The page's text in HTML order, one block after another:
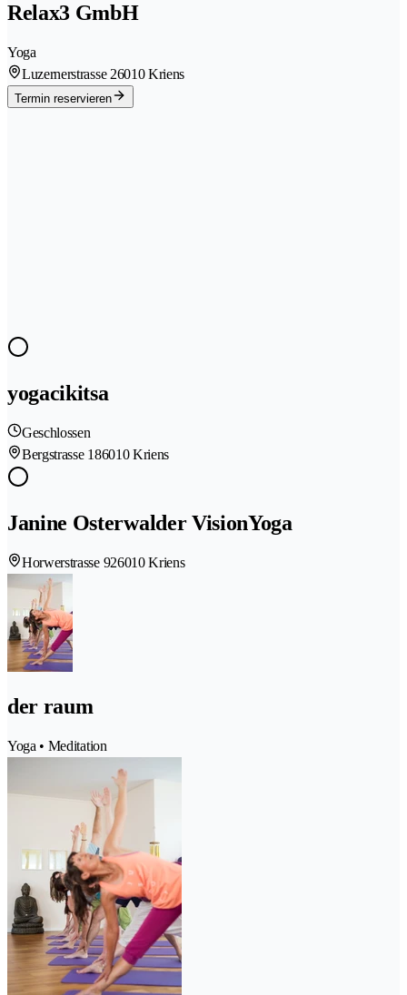
Relax3 GmbH
Yoga
Luzernerstrasse 26010 Kriens
Termin reservieren
yogacikitsa
Geschlossen
Bergstrasse 186010 Kriens
Janine Osterwalder VisionYoga
Horwerstrasse 926010 Kriens
der raum
Yoga • Meditation